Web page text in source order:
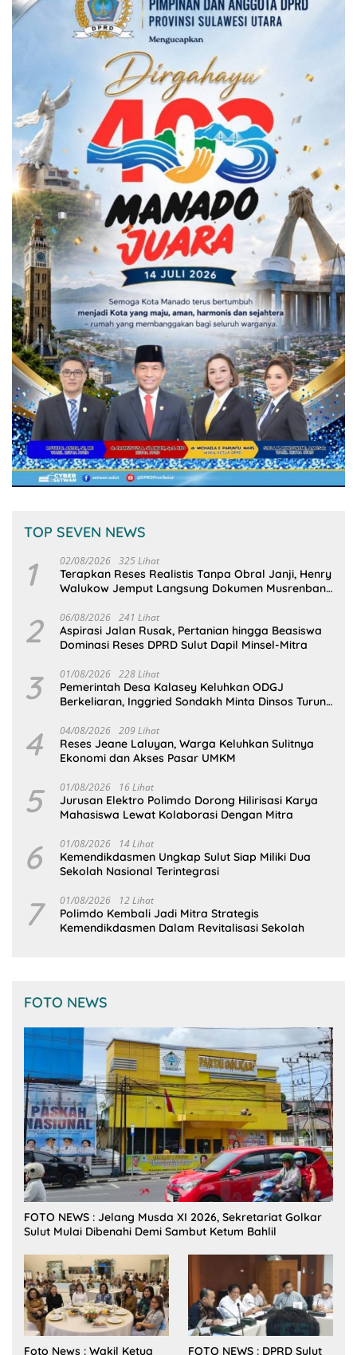
TOP SEVEN NEWS
1 02/08/2026 325 Lihat
Terapkan Reses Realistis Tanpa Obral Janji, Henry
Walukow Jemput Langsung Dokumen Musrenbang
2 06/08/2026 241 Lihat
Aspirasi Jalan Rusak, Pertanian hingga Beasiswa
Dominasi Reses DPRD Sulut Dapil Minsel-Mitra
3 01/08/2026 228 Lihat
Pemerintah Desa Kalasey Keluhkan ODGJ
Berkeliaran, Inggried Sondakh Minta Dinsos Turun
4 04/08/2026 209 Lihat
Reses Jeane Laluyan, Warga Keluhkan Sulitnya
Ekonomi dan Akses Pasar UMKM
5 01/08/2026 16 Lihat
Jurusan Elektro Polimdo Dorong Hilirisasi Karya
Mahasiswa Lewat Kolaborasi Dengan Mitra
6 01/08/2026 14 Lihat
Kemendikdasmen Ungkap Sulut Siap Miliki Dua
Sekolah Nasional Terintegrasi
7 01/08/2026 12 Lihat
Polimdo Kembali Jadi Mitra Strategis
Kemendikdasmen Dalam Revitalisasi Sekolah
FOTO NEWS
FOTO NEWS : Jelang Musda XI 2026, Sekretariat Golkar
Sulut Mulai Dibenahi Demi Sambut Ketum Bahlil
Foto News : Wakil Ketua FOTO NEWS : DPRD Sulut